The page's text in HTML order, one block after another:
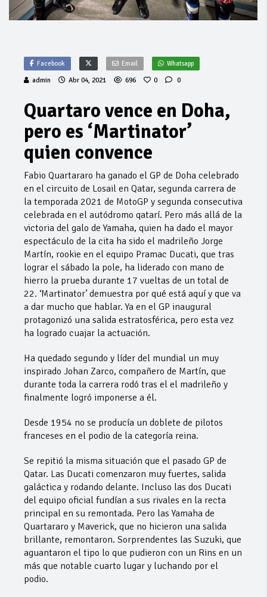
Facebook Email Whatsapp
admin Abr 04, 2021 696 0 0
Quartaro vence en Doha,
pero es ‘Martinator’
quien convence
Fabio Quartararo ha ganado el GP de Doha celebrado
en el circuito de Losail en Qatar, segunda carrera de
la temporada 2021 de MotoGP y segunda consecutiva
celebrada en el autódromo qatarí. Pero más allá de la
victoria del galo de Yamaha, quien ha dado el mayor
espectáculo de la cita ha sido el madrileño Jorge
Martín, rookie en el equipo Pramac Ducati, que tras
lograr el sábado la pole, ha liderado con mano de
hierro la prueba durante 17 vueltas de un total de
22. ‘Martinator’ demuestra por qué está aquí y que va
a dar mucho que hablar. Ya en el GP inaugural
protagonizó una salida estratosférica, pero esta vez
ha logrado cuajar la actuación.
Ha quedado segundo y líder del mundial un muy
inspirado Johan Zarco, compañero de Martín, que
durante toda la carrera rodó tras el el madrileño y
finalmente logró imponerse a él.
Desde 1954 no se producía un doblete de pilotos
franceses en el podio de la categoría reina.
Se repitió la misma situación que el pasado GP de
Qatar. Las Ducati comenzaron muy fuertes, salida
galáctica y rodando delante. Incluso las dos Ducati
del equipo oficial fundían a sus rivales en la recta
principal en su remontada. Pero las Yamaha de
Quartararo y Maverick, que no hicieron una salida
brillante, remontaron. Sorprendentes las Suzuki, que
aguantaron el tipo lo que pudieron con un Rins en un
más que notable cuarto lugar y luchando por el
podio.